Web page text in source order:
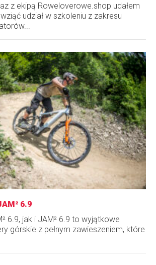
z ekipą Roweloverowe.shop udałem
udział w szkoleniu z zakresu
6.9
6.9, jak i JAM² 6.9 to wyjątkowe
górskie z pełnym zawieszeniem, które